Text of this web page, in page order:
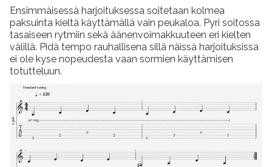
Ensimmäisessä harjoituksessa soitetaan kolmea
paksuinta kieltä käyttämällä vain peukaloa. Pyri soitossa
tasaiseen rytmiin sekä äänenvoimakkuuteen eri kielten
välillä. Pidä tempo rauhallisena sillä näissä harjoituksissa
ei ole kyse nopeudesta vaan sormien käyttämisen
totutteluun.